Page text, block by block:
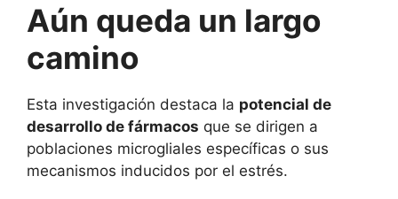
Aún queda un largo
camino
Esta investigación destaca la potencial de
desarrollo de fármacos que se dirigen a
poblaciones microgliales específicas o sus
mecanismos inducidos por el estrés.